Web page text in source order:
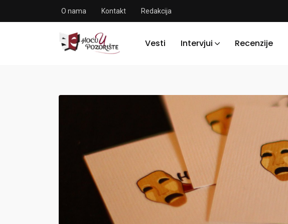
O nama Kontakt Redakcija
Vesti Intervjui Recenzije